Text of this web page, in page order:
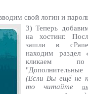
свой логин и
3) Теперь
на хостинг.
зашли в
находим раздел
кликаем
(Если Вы ещё не
то читайте